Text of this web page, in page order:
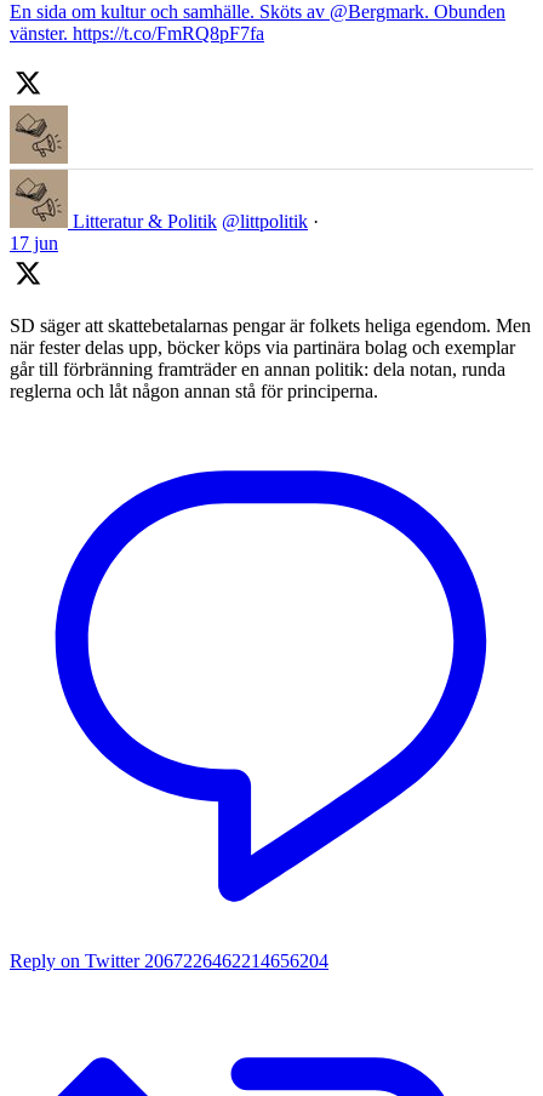
En sida om kultur och samhälle. Sköts av @Bergmark. Obunden
vänster. https://t.co/FmRQ8pF7fa
Litteratur & Politik @littpolitik ·
17 jun
SD säger att skattebetalarnas pengar är folkets heliga egendom. Men
när fester delas upp, böcker köps via partinära bolag och exemplar
går till förbränning framträder en annan politik: dela notan, runda
reglerna och låt någon annan stå för principerna.
Reply on Twitter 2067226462214656204